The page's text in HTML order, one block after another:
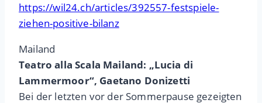
https://wil24.ch/articles/392557-festspiele-
ziehen-positive-bilanz
Mailand
Teatro alla Scala Mailand: „Lucia di
Lammermoor“, Gaetano Donizetti
Bei der letzten vor der Sommerpause gezeigten